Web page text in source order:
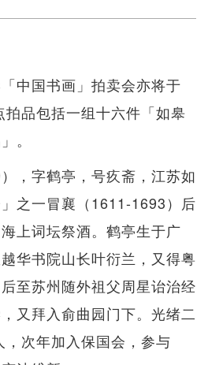
中国书画」拍卖会亦将于
品包括一组十六件「如皋
。
，字鹤亭，号疚斋，江苏如
之一冒襄（1611-1693）后
上词坛祭酒。鹤亭生于广
华书院山长叶衍兰，又得粤
至苏州随外祖父周星诒治经
又拜入俞曲园门下。光绪二
次年加入保国会，参与